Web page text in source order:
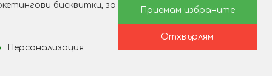
Как да изберем годежен
бисквитки, за
Персонализация
Приемам избраните
Отхвърлям